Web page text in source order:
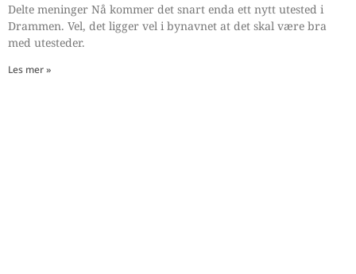
Delte meninger Nå kommer det snart enda ett nytt utested i
Drammen. Vel, det ligger vel i bynavnet at det skal være bra
med utesteder.
Les mer »